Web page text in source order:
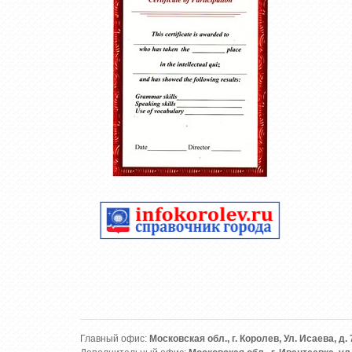
Главный офис: Московская обл., г. Королев, Ул. Исаева, д.